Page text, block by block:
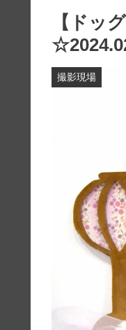
【ドッ
撮影現場